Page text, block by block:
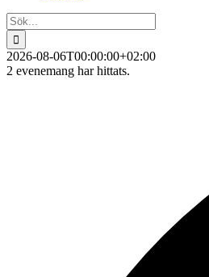
Sök
efter:
2026-08-06T00:00:00+02:00
2 evenemang har hittats.